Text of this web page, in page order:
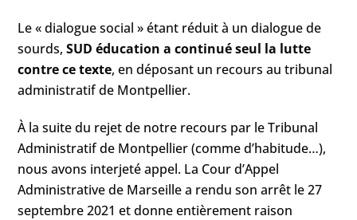
Le « dialogue social » étant réduit à un dialogue de
sourds,SUD éducation a continué seul la lutte
contre ce texte, en déposant un recours au tribunal
administratif de Montpellier.
À la suite du rejet de notre recours par le Tribunal
Administratif de Montpellier (comme d’habitude…),
nous avons interjeté appel. La Cour d’Appel
Administrative de Marseille a rendu son arrêt le 27
septembre 2021 et donne entièrement raison